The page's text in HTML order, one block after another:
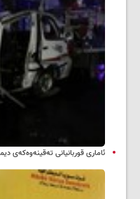
ئاماری قوربانیانی تەقینەوەکەی